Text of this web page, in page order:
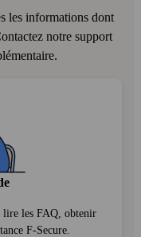
les informations dont
notre support
lire les FAQ, obtenir
F‑Secure.